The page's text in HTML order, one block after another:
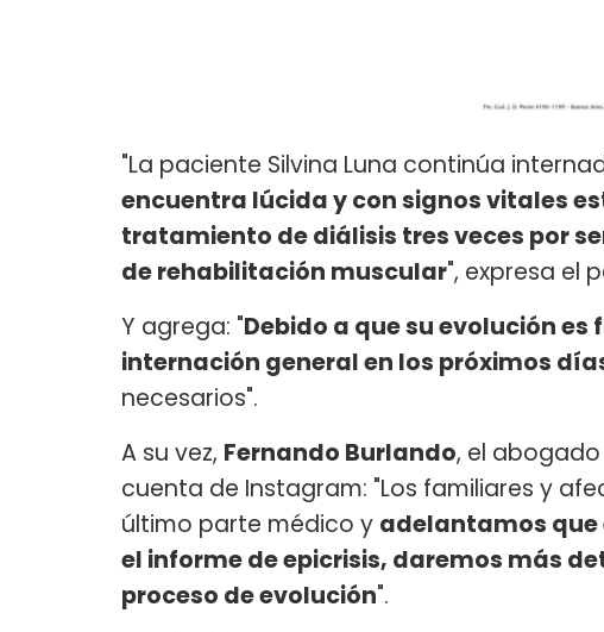
"La paciente Silvina Luna continúa
encuentra lúcida y con signos vitales
tratamiento de diálisis tres veces por
de rehabilitación muscular", expresa el
Y agrega: "Debido a que su evolución
internación general en los próximos
necesarios".
A su vez, Fernando Burlando, el
cuenta de Instagram: "Los familiares y
último parte médico y adelantamos que
el informe de epicrisis, daremos más
proceso de evolución".